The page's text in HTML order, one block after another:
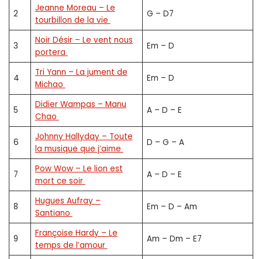
2
Jeanne Moreau – Le
tourbillon de la vie
G – D7
3
Noir Désir – Le vent nous
portera
Em – D
4
Tri Yann – La jument de
Michao
Em – D
5
Didier Wampas – Manu
Chao
A – D – E
6
Johnny Hallyday – Toute
la musique que j’aime
D – G – A
7
Pow Wow – Le lion est
mort ce soir
A – D – E
8
Hugues Aufray –
Santiano
Em – D – Am
9
Françoise Hardy – Le
temps de l’amour
Am – Dm – E7